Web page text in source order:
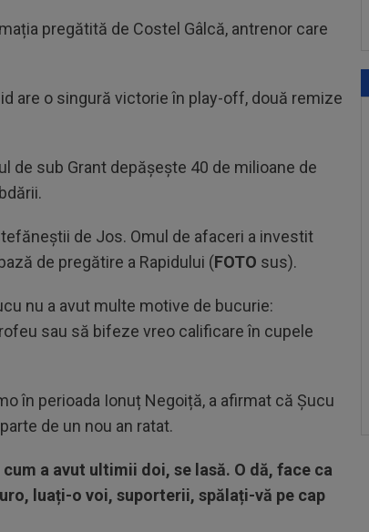
pregătită de Costel Gâlcă, antrenor care
are o singură victorie în play-off, două remize
de sub Grant depășește 40 de milioane de
de Jos. Omul de afaceri a investit
de pregătire a Rapidului (FOTO sus).
nu a avut multe motive de bucurie:
sau să bifeze vreo calificare în cupele
în perioada Ionuț Negoiță, a afirmat că Șucu
de un nou an ratat.
a avut ultimii doi, se lasă. O dă, face ca
luați-o voi, suporterii, spălați-vă pe cap